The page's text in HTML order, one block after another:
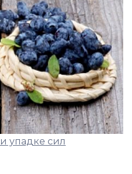
упадке сил